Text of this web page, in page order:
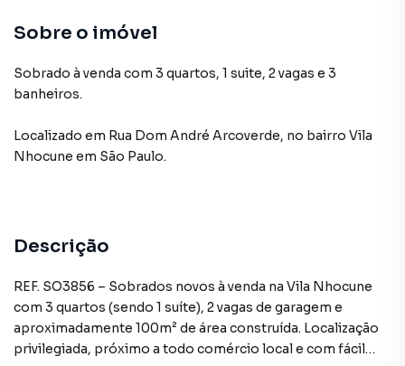
Sobre o imóvel
Sobrado à venda com 3 quartos, 1 suite, 2 vagas e 3
banheiros.
Localizado em Rua Dom André Arcoverde, no bairro Vila
Nhocune em São Paulo.
Descrição
REF. SO3856 – Sobrados novos à venda na Vila Nhocune
com 3 quartos (sendo 1 suíte), 2 vagas de garagem e
aproximadamente 100m² de área construída. Localização
privilegiada, próximo a todo comércio local e com fácil